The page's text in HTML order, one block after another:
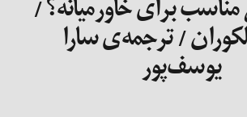
برای خاورمیانه؟ /
/ ترجمه‌ی سارا
یوسف‌پور